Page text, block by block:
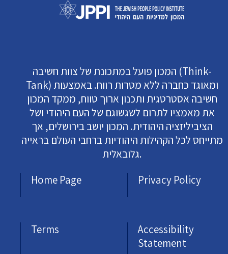
המכון פועל במתכונת של צוות חשיבה (Think-
Tank) ומאוגד כחברה ללא מטרות רווח. באמצעות
חשיבה אסטרטגית ותכנון ארוך טווח, ממקד המכון
את מאמציו לתרום לשגשוגם של העם היהודי ושל
הציביליזציה היהודית. המכון יושב בירושלים, אך
מתייחס לכל הקהילות היהודיות ברחבי העולם בראייה
גלובאלית.
Home Page
Privacy Policy
Terms
Accessibility
Statement